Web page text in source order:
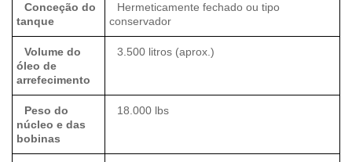
Conceção do
tanque
Hermeticamente fechado ou tipo
conservador
Volume do
óleo de
arrefecimento
3.500 litros (aprox.)
Peso do
núcleo e das
bobinas
18.000 lbs